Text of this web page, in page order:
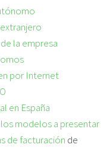
la empresa
por Internet
en España
modelos a presentar
de facturación de